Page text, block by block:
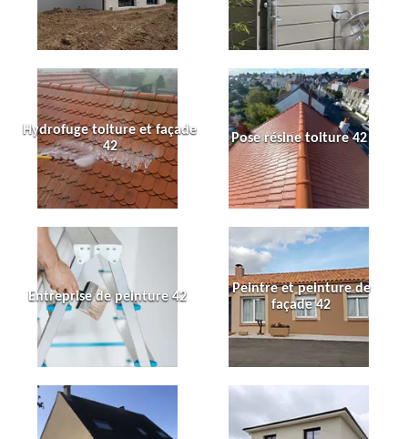
Hydrofuge toiture et façade
42
Pose résine toiture 42
Entreprise de peinture 42
Peintre et peinture de
façade 42